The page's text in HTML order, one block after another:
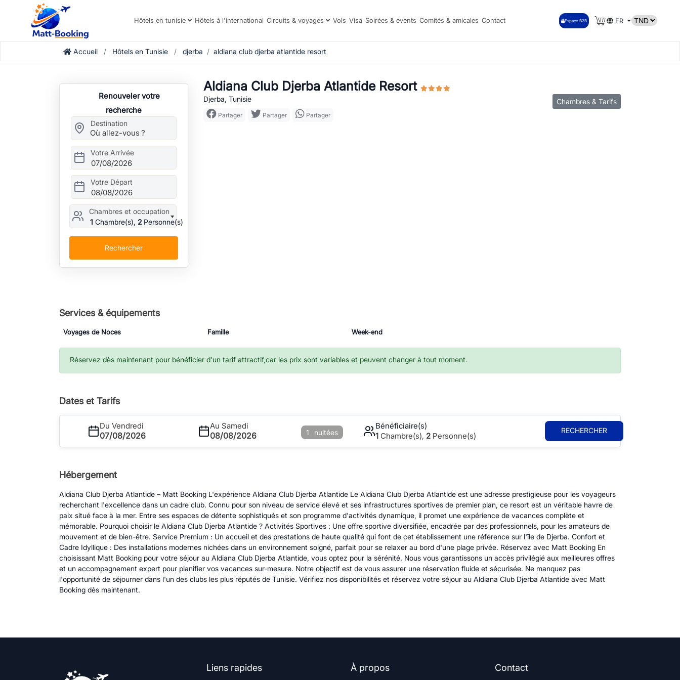
Hôtels en tunisie Hôtels à l'international Circuits & voyages Vols Visa Soirées & events Comités & amicales Contact Espace B2B FR
Accueil Hôtels en Tunisie djerba aldiana club djerba atlantide resort
Renouveler votre
recherche
Destination
Votre Arrivée
07/08/2026
Votre Départ
08/08/2026
Chambres et occupation
1 Chambre(s), 2 Personne(s)
Rechercher
Aldiana Club Djerba Atlantide Resort
Djerba, Tunisie
Partager Partager Partager
Chambres & Tarifs
Services & équipements
Voyages de Noces Famille Week-end
Réservez dès maintenant pour bénéficier d'un tarif attractif,car les prix sont variables et peuvent changer à tout moment.
Dates et Tarifs
Du Vendredi
07/08/2026
Au Samedi
08/08/2026 1 nuitées
Bénéficiaire(s)
1Chambre(s), 2 Personne(s)
RECHERCHER
Hébergement
Aldiana Club Djerba Atlantide – Matt Booking L'expérience Aldiana Club Djerba Atlantide Le Aldiana Club Djerba Atlantide est une adresse prestigieuse pour les voyageurs
recherchant l'excellence dans un cadre club. Connu pour son niveau de service élevé et ses infrastructures sportives de premier plan, ce resort est un véritable havre de
paix situé face à la mer. Entre ses espaces de détente sophistiqués et son programme d'activités dynamique, il promet une expérience de vacances complète et
mémorable. Pourquoi choisir le Aldiana Club Djerba Atlantide ? Activités Sportives : Une offre sportive diversifiée, encadrée par des professionnels, pour les amateurs de
mouvement et de bien-être. Service Premium : Un accueil et des prestations de haute qualité qui font de cet établissement une référence sur l'île de Djerba. Confort et
Cadre Idyllique : Des installations modernes nichées dans un environnement soigné, parfait pour se relaxer au bord d'une plage privée. Réservez avec Matt Booking En
choisissant Matt Booking pour votre séjour au Aldiana Club Djerba Atlantide, vous optez pour la sérénité. Nous vous garantissons un accès privilégié aux meilleures offres
et un accompagnement expert pour planifier vos vacances sur-mesure. Notre objectif est de vous assurer une réservation fluide et sécurisée. Ne manquez pas
l'opportunité de séjourner dans l'un des clubs les plus réputés de Tunisie. Vérifiez nos disponibilités et réservez votre séjour au Aldiana Club Djerba Atlantide avec Matt
Booking dès maintenant.
Liens rapides À propos Contact